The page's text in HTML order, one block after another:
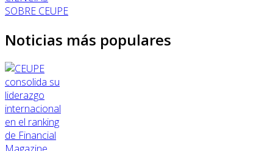
SOBRE CEUPE
Noticias más populares